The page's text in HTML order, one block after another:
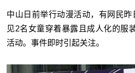
中山日前举行动漫活动，有网民
见2名女童穿着暴露且成人化的服
活动。事件即时引起关注。